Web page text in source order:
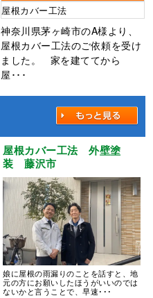
屋根カバー工法
神奈川県茅ヶ崎市のA様より、
屋根カバー工法のご依頼を受け
ました。 家を建ててから
屋･･･
屋根カバー工法 外壁塗
装 藤沢市
娘に屋根の雨漏りのことを話すと、地
元の方にお願いしたほうがいいのでは
ないかと言うことで、早速･･･